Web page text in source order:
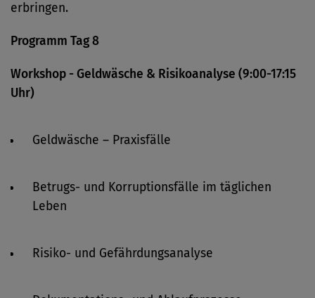
erbringen.
Programm Tag 8
Workshop - Geldwäsche & Risikoanalyse (9:00-17:15
Uhr)
Geldwäsche – Praxisfälle
Betrugs- und Korruptionsfälle im täglichen
Leben
Risiko- und Gefährdungsanalyse